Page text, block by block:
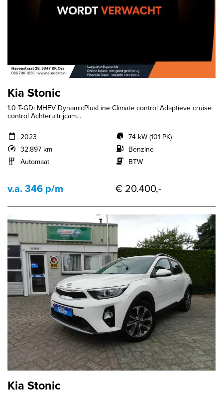
Kia Stonic
1.0 T-GDi MHEV DynamicPlusLine Climate control Adaptieve cruise
control Achteruitrijcam...
2023
32.897 km
Automaat
74 kW (101 PK)
Benzine
BTW
v.a. 346 p/m € 20.400,-
Kia Stonic